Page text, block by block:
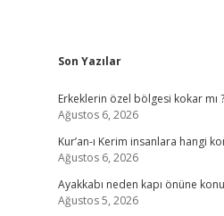
Sidebar
Son Yazılar
Erkeklerin özel bölgesi kokar mı ?
Ağustos 6, 2026
Kur’an-ı Kerim insanlara hangi
Ağustos 6, 2026
Ayakkabı neden kapı önüne
Ağustos 5, 2026